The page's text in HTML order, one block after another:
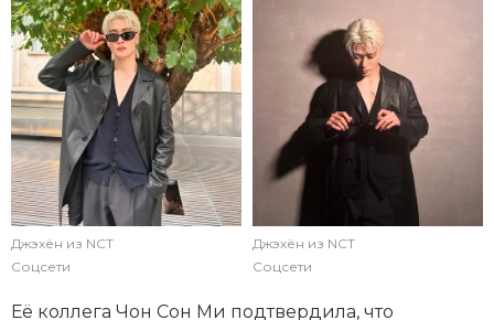
Джэхён из NCT
Соцсети
Джэхён из NCT
Соцсети
Её коллега Чон Сон Ми подтвердила, что